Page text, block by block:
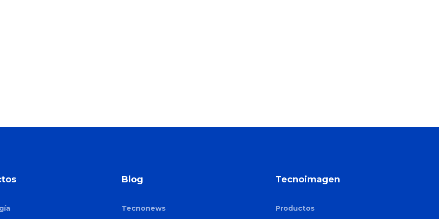
Blog
Tecnonews
Tecnoimagen
Productos